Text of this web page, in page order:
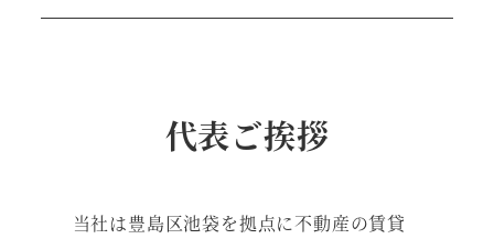
代表ご挨拶
当社は豊島区池袋を拠点に不動産の賃貸